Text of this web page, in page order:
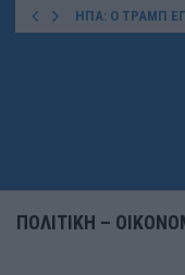
ΗΠΑ: Ο ΤΡΑΜΠ
ΠΟΛΙΤΙΚΗ –